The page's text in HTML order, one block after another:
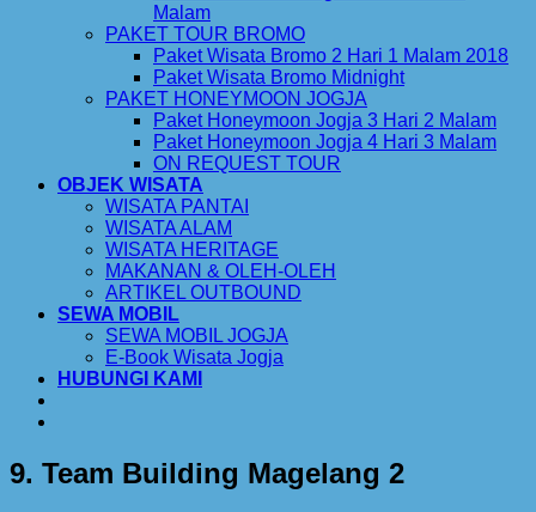
Malam
PAKET TOUR BROMO
Paket Wisata Bromo 2 Hari 1 Malam 2018
Paket Wisata Bromo Midnight
PAKET HONEYMOON JOGJA
Paket Honeymoon Jogja 3 Hari 2 Malam
Paket Honeymoon Jogja 4 Hari 3 Malam
ON REQUEST TOUR
OBJEK WISATA
WISATA PANTAI
WISATA ALAM
WISATA HERITAGE
MAKANAN & OLEH-OLEH
ARTIKEL OUTBOUND
SEWA MOBIL
SEWA MOBIL JOGJA
E-Book Wisata Jogja
HUBUNGI KAMI
9. Team Building Magelang 2